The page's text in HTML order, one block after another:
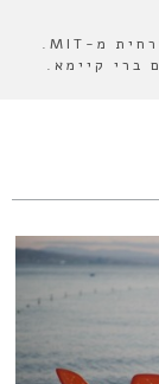
בוגרת תואר שני MS וMBA בהנדסה אזרחית מ-MIT.
ברי קיימא.